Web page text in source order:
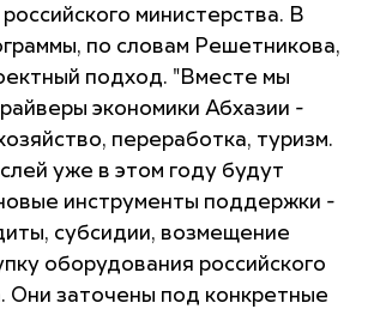
министерства. В
по словам Решетникова,
подход. "Вместе мы
экономики Абхазии -
переработка, туризм.
уже в этом году будут
инструменты поддержки -
субсидии, возмещение
оборудования российского
Они заточены под конкретные